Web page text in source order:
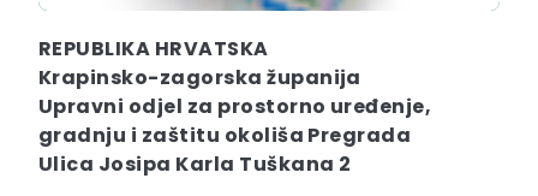
REPUBLIKA HRVATSKA
Krapinsko-zagorska županija
Upravni odjel za prostorno uređenje,
gradnju i zaštitu okoliša Pregrada
Ulica Josipa Karla Tuškana 2